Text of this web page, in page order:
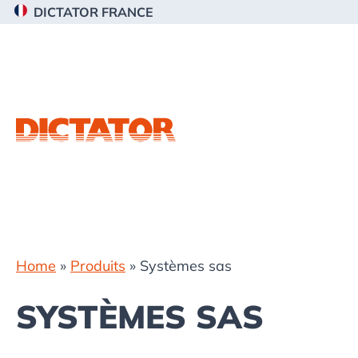
Passer
Passer
PasserDICTATOR FRANCE
Home » Produits » Systèmes sas
SYSTÈMES SAS